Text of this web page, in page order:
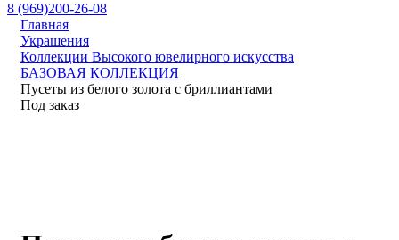
8 (969)200-26-08
Главная
Украшения
Коллекции Высокого ювелирного искусства
БАЗОВАЯ КОЛЛЕКЦИЯ
Пусеты из белого золота с бриллиантами
Под заказ